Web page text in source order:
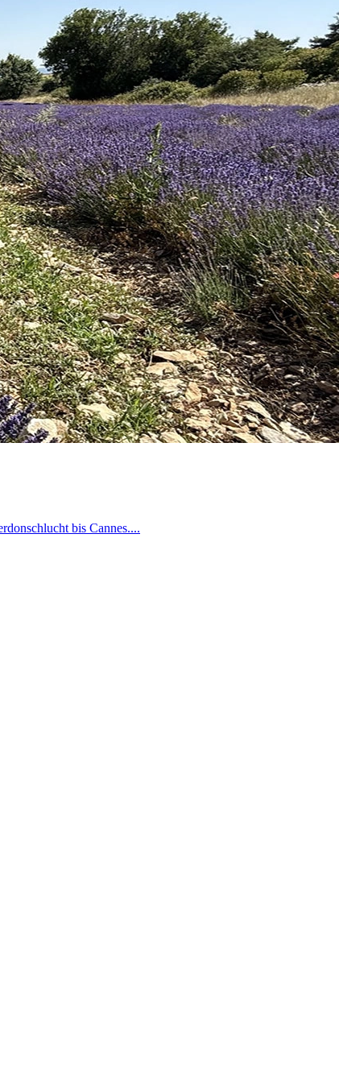
bis Cannes....